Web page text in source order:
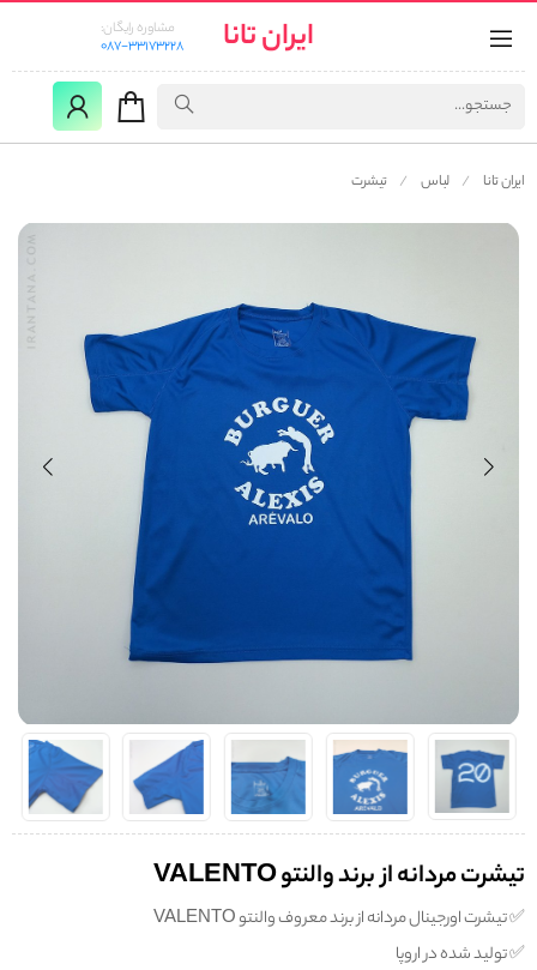
ایران تانا
مشاوره رایگان:
087-33173228
ایران تانا لباس تیشرت
تیشرت مردانه از برند والنتو VALENTO
✅️ تیشرت اورجینال مردانه از برند معروف والنتو VALENTO
✅️ تولید شده در اروپا